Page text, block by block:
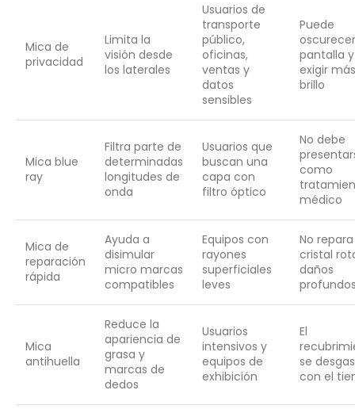
Mica de
privacidad
Limita la
visión desde
los laterales
Usuarios de
transporte
público,
oficinas,
ventas y
datos
sensibles
Puede
pantalla y
exigir más
brillo
Mica blue
ray
Filtra parte de
determinadas
longitudes de
onda
Usuarios que
buscan una
capa con
filtro óptico
No debe
como
médico
Mica de
reparación
rápida
Ayuda a
disimular
micro marcas
compatibles
Equipos con
rayones
superficiales
leves
No repara
cristal
daños
Mica
antihuella
Reduce la
apariencia de
grasa y
marcas de
dedos
Usuarios
intensivos y
equipos de
exhibición
El
se
con el